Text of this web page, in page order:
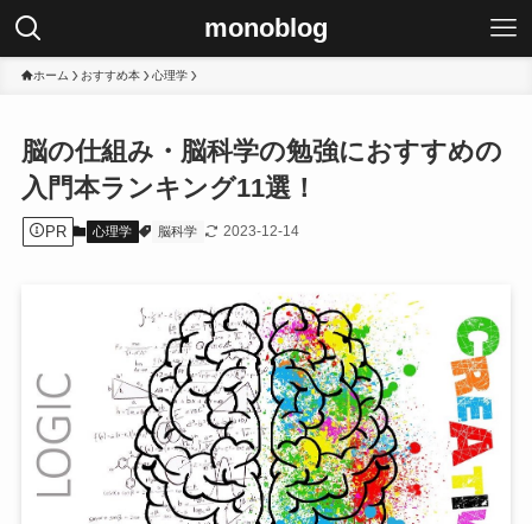
monoblog
ホーム おすすめ本 心理学
脳の仕組み・脳科学の勉強におすすめの
入門本ランキング11選！
PR 心理学 脳科学 2023-12-14